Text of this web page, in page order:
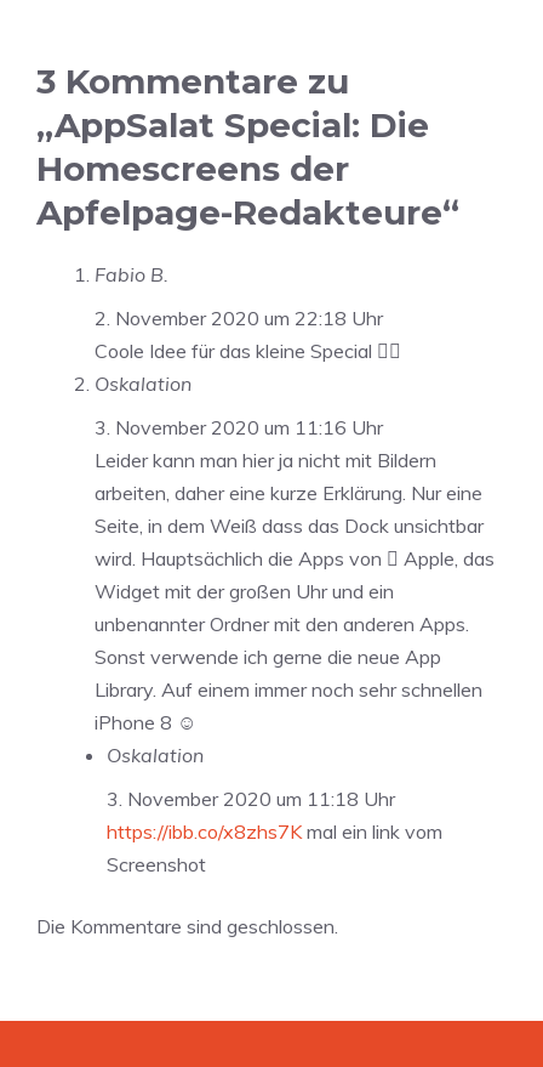
3 Kommentare zu
„AppSalat Special: Die
Homescreens der
Apfelpage-Redakteure“
Fabio B.
2. November 2020 um 22:18 Uhr
Coole Idee für das kleine Special 👍🏼
Oskalation
3. November 2020 um 11:16 Uhr
Leider kann man hier ja nicht mit Bildern
arbeiten, daher eine kurze Erklärung. Nur eine
Seite, in dem Weiß dass das Dock unsichtbar
wird. Hauptsächlich die Apps von  Apple, das
Widget mit der großen Uhr und ein
unbenannter Ordner mit den anderen Apps.
Sonst verwende ich gerne die neue App
Library. Auf einem immer noch sehr schnellen
iPhone 8 ☺️
Oskalation
3. November 2020 um 11:18 Uhr
https://ibb.co/x8zhs7Kmal ein link vom
Screenshot
Die Kommentare sind geschlossen.